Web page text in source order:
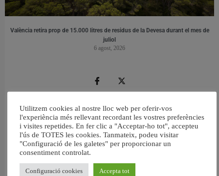
València retira prop de 15.000 litres de residus de la Devesa durant el mes de
juliol
6 agost, 2026
Utilitzem cookies al nostre lloc web per oferir-vos
l'experiència més rellevant recordant les vostres preferències
i visites repetides. En fer clic a "Acceptar-ho tot", accepteu
l'ús de TOTES les cookies. Tanmateix, podeu visitar
"Configuració de les galetes" per proporcionar un
consentiment controlat.
Configuració cookies Accepta tot